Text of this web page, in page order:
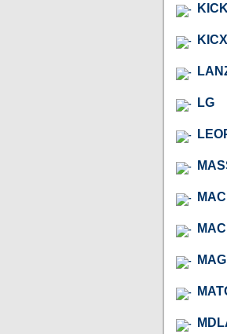
KICX
LG